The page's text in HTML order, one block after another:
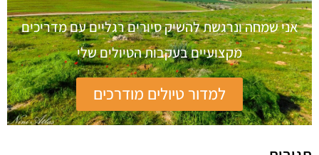
אני שמחה ונרגשת להשיק סיורים רגליים עם מדריכים
מקצועיים בעקבות הטיולים שלי
למדור טיולים מודרכים